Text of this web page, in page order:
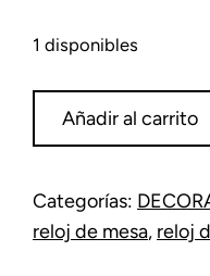
1 disponibles
esmaltes
Añadir al carrito
Categorías:
reloj de mesa, reloj